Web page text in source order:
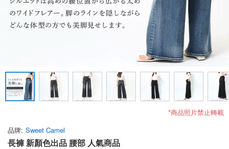
*商品照片禁止轉載
品牌 Sweet Camel
長褲 新顏色出品 腰部 人氣商品